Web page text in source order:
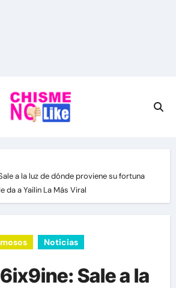
a la luz de dónde proviene su fortuna
da a Yailin La Más Viral
Noticias
Sale a la